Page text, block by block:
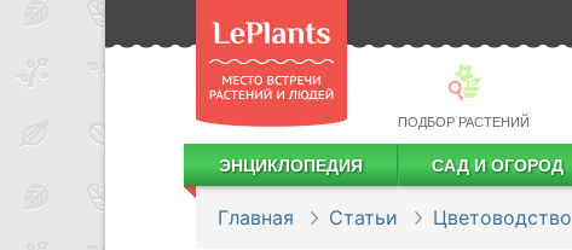
ПОДБОР РАСТЕНИЙ
ЭНЦИКЛОПЕДИЯ САД И ОГОРОД
Главная Статьи Цветоводство